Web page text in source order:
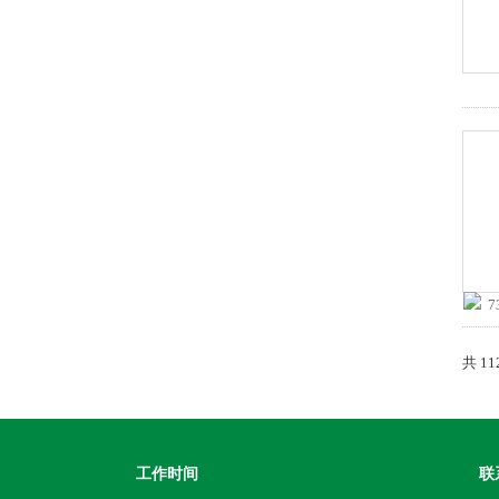
共
工作时间 联